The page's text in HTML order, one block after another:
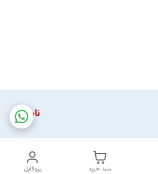
ناموجود
پروفایل سبد خرید